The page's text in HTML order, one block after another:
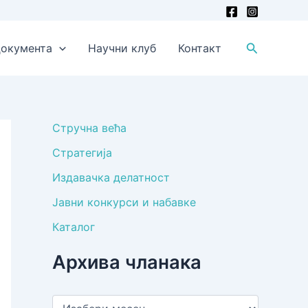
Научни клуб Контакт Претрага
Стручна већа
Стратегија
Издавачка делатност
Јавни конкурси и набавке
Каталог
Архива чланака